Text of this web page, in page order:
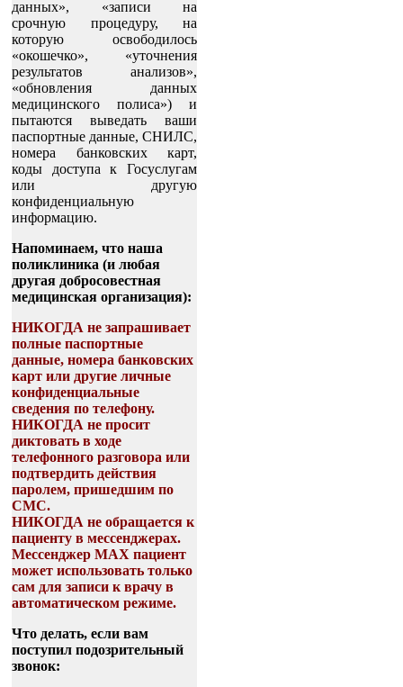
данных», «записи на
срочную процедуру, на
которую освободилось
«окошечко», «уточнения
результатов анализов»,
«обновления данных
медицинского полиса») и
пытаются выведать ваши
паспортные данные, СНИЛС,
номера банковских карт,
коды доступа к Госуслугам
или другую
конфиденциальную
информацию.
Напоминаем, что наша
поликлиника (и любая
другая добросовестная
медицинская организация):
НИКОГДА не запрашивает
полные паспортные
данные, номера банковских
карт или другие личные
конфиденциальные
сведения по телефону.
НИКОГДА не просит
диктовать в ходе
телефонного разговора или
подтвердить действия
паролем, пришедшим по
СМС.
НИКОГДА не обращается к
пациенту в мессенджерах.
Мессенджер МАХ пациент
может использовать только
сам для записи к врачу в
автоматическом режиме.
Что делать, если вам
поступил подозрительный
звонок: